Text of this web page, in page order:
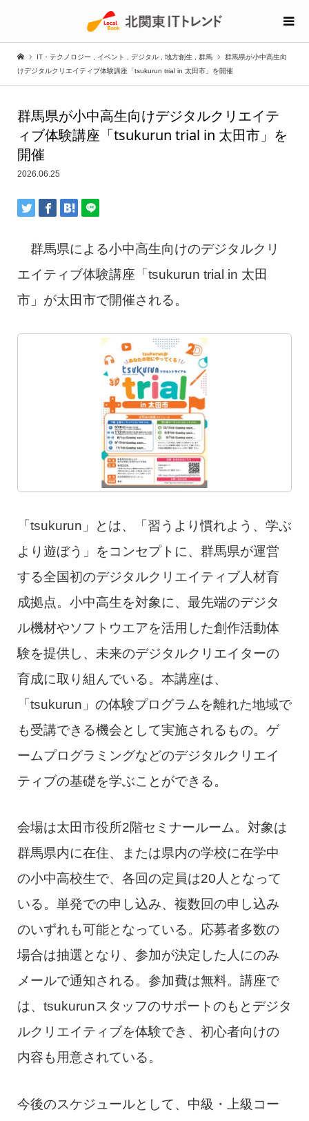
IT・テクノロジー イベント デジタル 地方創生 群馬
群馬県が小中高生向
けデジタルクリエイティブ体験講座「tsukurun trial in 太田市」を開催
群馬県が小中高生向けデジタルクリエイテ
ィブ体験講座「tsukurun trial in 太田市」を
開催
2026.06.25
群馬県による小中高生向けのデジタルクリ
エイティブ体験講座「tsukurun trial in 太田
市」が太田市で開催される。
「tsukurun」とは、「習うより慣れよう、学ぶ
より遊ぼう」をコンセプトに、群馬県が運営
する全国初のデジタルクリエイティブ人材育
成拠点。小中高生を対象に、最先端のデジタ
ル機材やソフトウエアを活用した創作活動体
験を提供し、未来のデジタルクリエイターの
育成に取り組んでいる。本講座は、
「tsukurun」の体験プログラムを離れた地域で
も受講できる機会として実施されるもの。ゲ
ームプログラミングなどのデジタルクリエイ
ティブの基礎を学ぶことができる。
会場は太田市役所2階セミナールーム。対象は
群馬県内に在住、または県内の学校に在学中
の小中高校生で、各回の定員は20人となって
いる。単発での申し込み、複数回の申し込み
のいずれも可能となっている。応募者多数の
場合は抽選となり、参加が決定した人にのみ
メールで通知される。参加費は無料。講座で
は、tsukurunスタッフのサポートのもとデジタ
ルクリエイティブを体験でき、初心者向けの
内容も用意されている。
今後のスケジュールとして、中級・上級コー